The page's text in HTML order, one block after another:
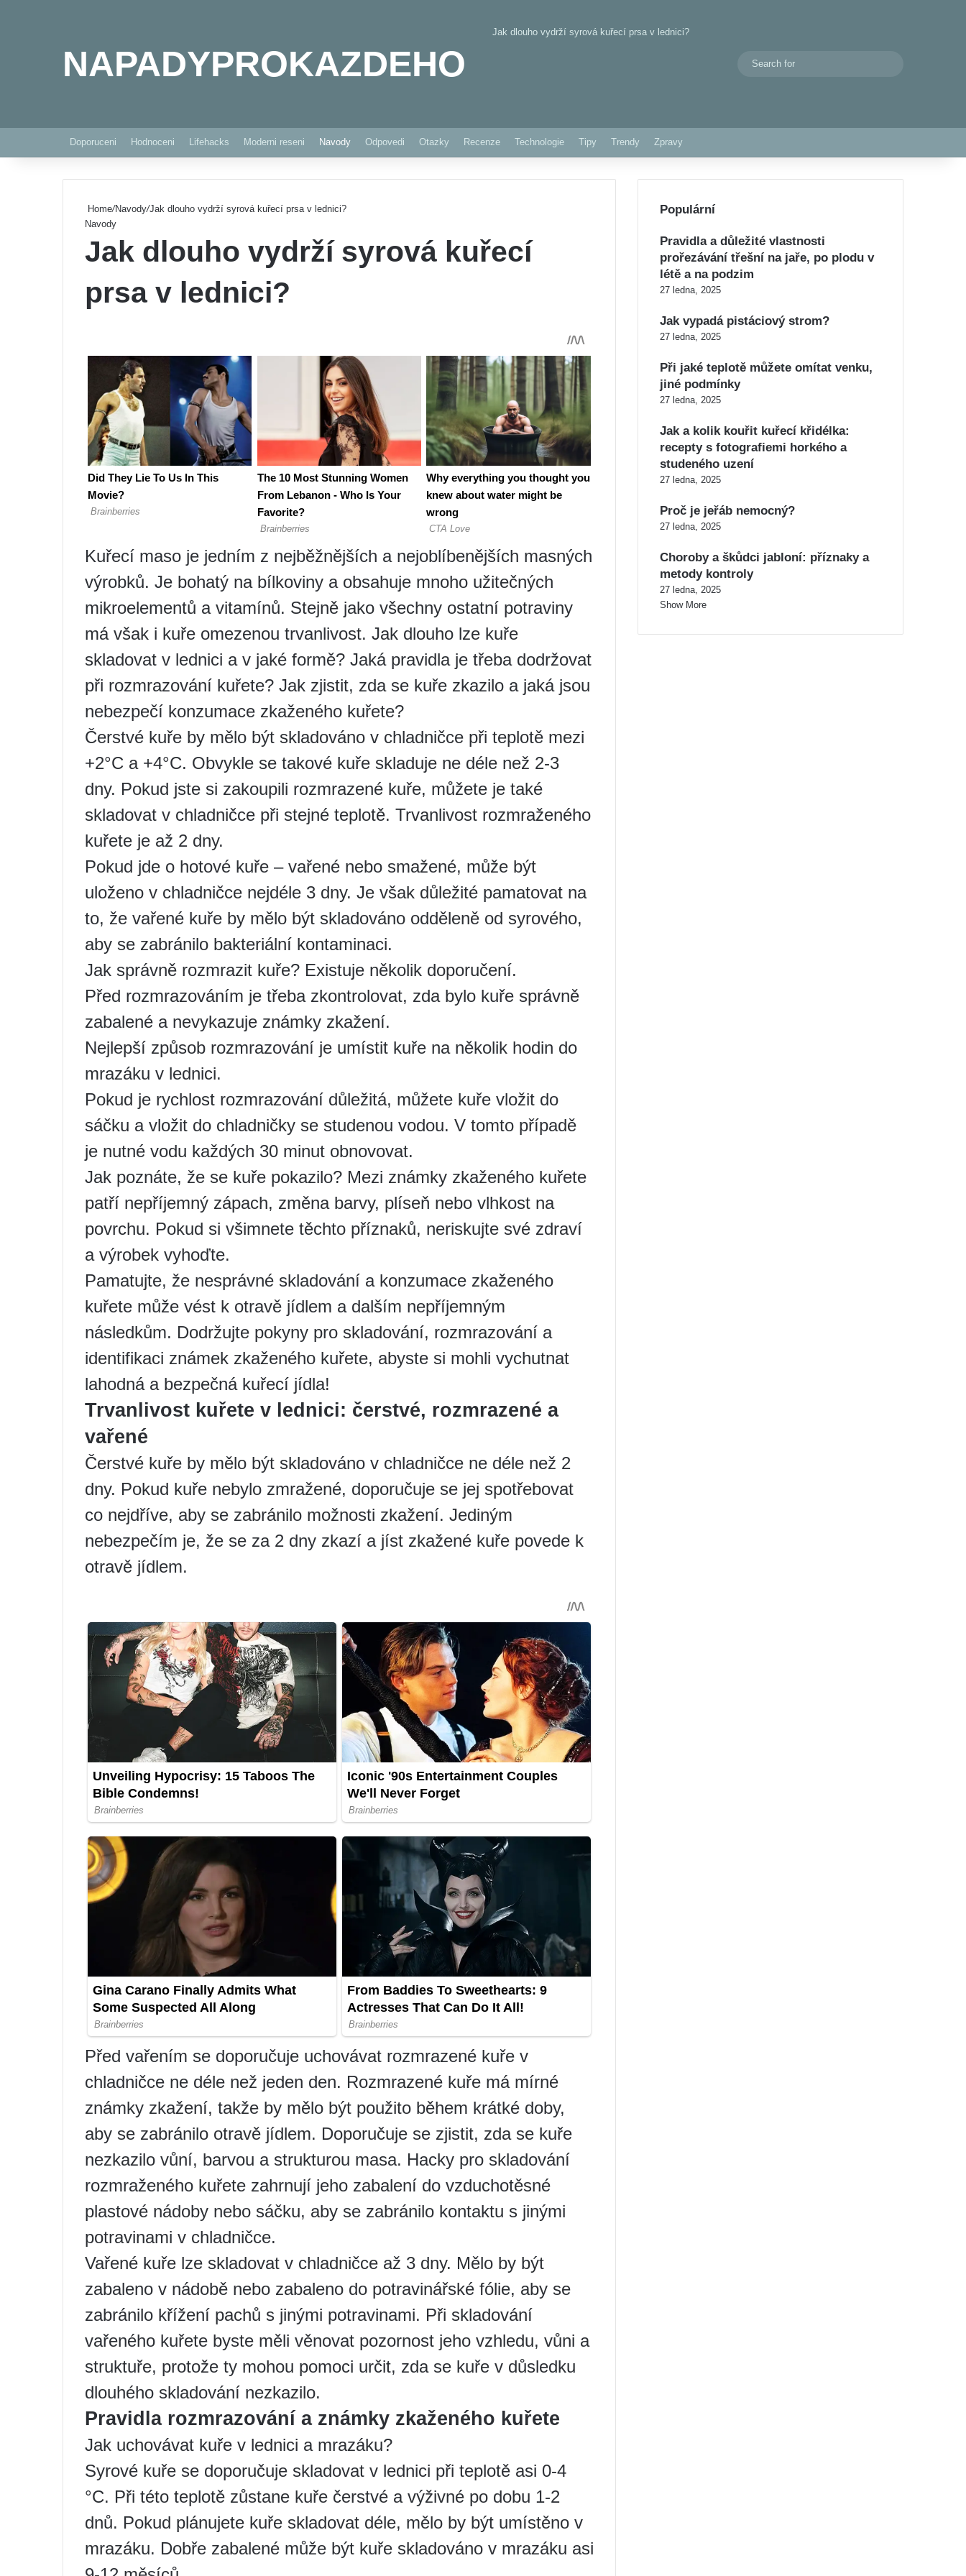
NAPADYPROKAZDEHO
Jak dlouho vydrží syrová kuřecí prsa v lednici?
Switch skin
Doporuceni Hodnoceni Lifehacks Moderni reseni Navody Odpovedi Otazky Recenze Technologie Tipy Trendy Zpravy
Home/Navody/Jak dlouho vydrží syrová kuřecí prsa v lednici?
Navody
Jak dlouho vydrží syrová kuřecí
prsa v lednici?
Kuřecí maso je jedním z nejběžnějších a nejoblíbenějších masných
výrobků. Je bohatý na bílkoviny a obsahuje mnoho užitečných
mikroelementů a vitamínů. Stejně jako všechny ostatní potraviny
má však i kuře omezenou trvanlivost. Jak dlouho lze kuře
skladovat v lednici a v jaké formě? Jaká pravidla je třeba dodržovat
při rozmrazování kuřete? Jak zjistit, zda se kuře zkazilo a jaká jsou
nebezpečí konzumace zkaženého kuřete?
Čerstvé kuře by mělo být skladováno v chladničce při teplotě mezi
+2°C a +4°C. Obvykle se takové kuře skladuje ne déle než 2-3
dny. Pokud jste si zakoupili rozmrazené kuře, můžete je také
skladovat v chladničce při stejné teplotě. Trvanlivost rozmraženého
kuřete je až 2 dny.
Pokud jde o hotové kuře – vařené nebo smažené, může být
uloženo v chladničce nejdéle 3 dny. Je však důležité pamatovat na
to, že vařené kuře by mělo být skladováno odděleně od syrového,
aby se zabránilo bakteriální kontaminaci.
Jak správně rozmrazit kuře? Existuje několik doporučení.
Před rozmrazováním je třeba zkontrolovat, zda bylo kuře správně
zabalené a nevykazuje známky zkažení.
Nejlepší způsob rozmrazování je umístit kuře na několik hodin do
mrazáku v lednici.
Pokud je rychlost rozmrazování důležitá, můžete kuře vložit do
sáčku a vložit do chladničky se studenou vodou. V tomto případě
je nutné vodu každých 30 minut obnovovat.
Jak poznáte, že se kuře pokazilo? Mezi známky zkaženého kuřete
patří nepříjemný zápach, změna barvy, plíseň nebo vlhkost na
povrchu. Pokud si všimnete těchto příznaků, neriskujte své zdraví
a výrobek vyhoďte.
Pamatujte, že nesprávné skladování a konzumace zkaženého
kuřete může vést k otravě jídlem a dalším nepříjemným
následkům. Dodržujte pokyny pro skladování, rozmrazování a
identifikaci známek zkaženého kuřete, abyste si mohli vychutnat
lahodná a bezpečná kuřecí jídla!
Trvanlivost kuřete v lednici: čerstvé, rozmrazené a
vařené
Čerstvé kuře by mělo být skladováno v chladničce ne déle než 2
dny. Pokud kuře nebylo zmražené, doporučuje se jej spotřebovat
co nejdříve, aby se zabránilo možnosti zkažení. Jediným
nebezpečím je, že se za 2 dny zkazí a jíst zkažené kuře povede k
otravě jídlem.
Před vařením se doporučuje uchovávat rozmrazené kuře v
chladničce ne déle než jeden den. Rozmrazené kuře má mírné
známky zkažení, takže by mělo být použito během krátké doby,
aby se zabránilo otravě jídlem. Doporučuje se zjistit, zda se kuře
nezkazilo vůní, barvou a strukturou masa. Hacky pro skladování
rozmraženého kuřete zahrnují jeho zabalení do vzduchotěsné
plastové nádoby nebo sáčku, aby se zabránilo kontaktu s jinými
potravinami v chladničce.
Vařené kuře lze skladovat v chladničce až 3 dny. Mělo by být
zabaleno v nádobě nebo zabaleno do potravinářské fólie, aby se
zabránilo křížení pachů s jinými potravinami. Při skladování
vařeného kuřete byste měli věnovat pozornost jeho vzhledu, vůni a
struktuře, protože ty mohou pomoci určit, zda se kuře v důsledku
dlouhého skladování nezkazilo.
Pravidla rozmrazování a známky zkaženého kuřete
Jak uchovávat kuře v lednici a mrazáku?
Syrové kuře se doporučuje skladovat v lednici při teplotě asi 0-4
°C. Při této teplotě zůstane kuře čerstvé a výživné po dobu 1-2
dnů. Pokud plánujete kuře skladovat déle, mělo by být umístěno v
mrazáku. Dobře zabalené může být kuře skladováno v mrazáku asi
Populární
Pravidla a důležité vlastnosti
prořezávání třešní na jaře, po plodu v
létě a na podzim
27 ledna, 2025
Jak vypadá pistáciový strom?
27 ledna, 2025
Při jaké teplotě můžete omítat venku,
jiné podmínky
27 ledna, 2025
Jak a kolik kouřit kuřecí křidélka:
recepty s fotografiemi horkého a
studeného uzení
27 ledna, 2025
Proč je jeřáb nemocný?
27 ledna, 2025
Choroby a škůdci jabloní: příznaky a
metody kontroly
27 ledna, 2025
Show More